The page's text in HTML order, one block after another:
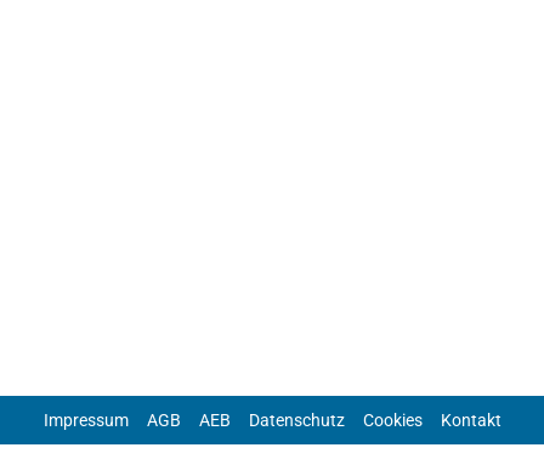
Impressum AGB AEB Datenschutz Cookies Kontakt